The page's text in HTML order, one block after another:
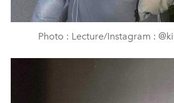
Photo : Lecture/Instagram :